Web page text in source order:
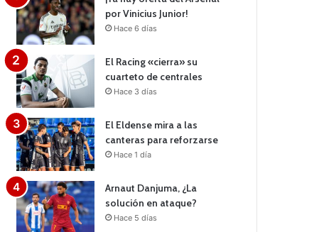
por Vinicius Junior!
Hace 6 días
El Racing «cierra» su
cuarteto de centrales
Hace 3 días
El Eldense mira a las
canteras para reforzarse
Hace 1 día
Arnaut Danjuma, ¿La
solución en ataque?
Hace 5 días